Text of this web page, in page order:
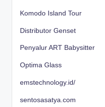
Komodo Island Tour
Distributor Genset
Penyalur ART Babysitter
Optima Glass
emstechnology.id/
sentosasatya.com